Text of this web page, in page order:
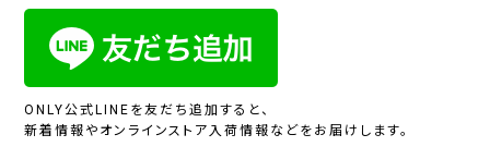
ONLY公式LINEを友だち追加すると、
新着情報やオンラインストア入荷情報などをお届けします。